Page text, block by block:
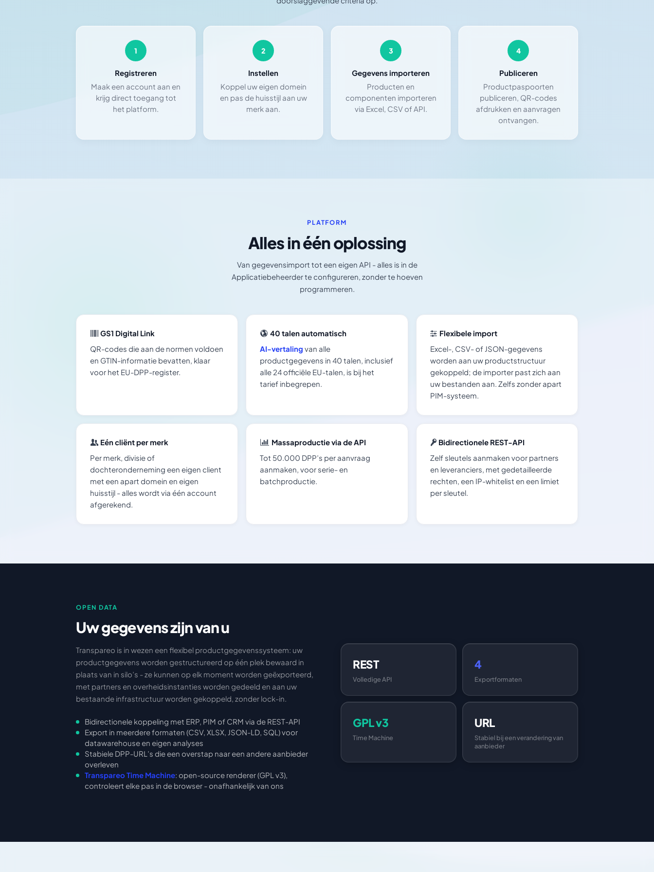
1
Registreren
Maak een account aan en
krijg direct toegang tot
het platform.
2
Instellen
Koppel uw eigen domein
en pas de huisstijl aan uw
merk aan.
3
Gegevens importeren
Producten en
componenten importeren
via Excel, CSV of API.
4
Publiceren
Productpaspoorten
publiceren, QR-codes
afdrukken en aanvragen
ontvangen.
PLATFORM
Alles in één oplossing
Van gegevensimport tot een eigen API - alles is in de
Applicatiebeheerder te configureren, zonder te hoeven
programmeren.
GS1 Digital Link
QR-codes die aan de normen voldoen
en GTIN-informatie bevatten, klaar
voor het EU-DPP-register.
40 talen automatisch
AI-vertaling van alle
productgegevens in 40 talen, inclusief
alle 24 officiële EU-talen, is bij het
tarief inbegrepen.
Flexibele import
Excel-, CSV- of JSON-gegevens
worden aan uw productstructuur
gekoppeld; de importer past zich aan
uw bestanden aan. Zelfs zonder apart
PIM-systeem.
Eén cliënt per merk
Per merk, divisie of
dochteronderneming een eigen client
met een apart domein en eigen
huisstijl - alles wordt via één account
afgerekend.
Massaproductie via de API
Tot 50.000 DPP’s per aanvraag
aanmaken, voor serie- en
batchproductie.
Bidirectionele REST-API
Zelf sleutels aanmaken voor partners
en leveranciers, met gedetailleerde
rechten, een IP-whitelist en een limiet
per sleutel.
OPEN DATA
Uw gegevens zijn van u
Transpareo is in wezen een flexibel productgegevenssysteem: uw
productgegevens worden gestructureerd op één plek bewaard in
plaats van in silo’s - ze kunnen op elk moment worden geëxporteerd,
met partners en overheidsinstanties worden gedeeld en aan uw
bestaande infrastructuur worden gekoppeld, zonder lock-in.
Bidirectionele koppeling met ERP, PIM of CRM via de REST-API
Export in meerdere formaten (CSV, XLSX, JSON-LD, SQL) voor
datawarehouse en eigen analyses
Stabiele DPP-URL’s die een overstap naar een andere aanbieder
overleven
Transpareo Time Machine: open-source renderer (GPL v3),
controleert elke pas in de browser - onafhankelijk van ons
REST
Volledige API
4
Exportformaten
GPL v3
Time Machine
URL
Stabiel bij een verandering van
aanbieder